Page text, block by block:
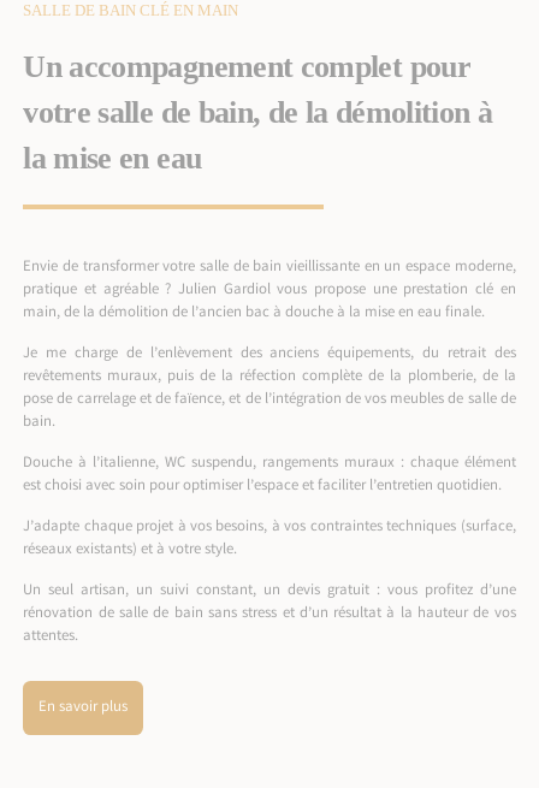
SALLE DE BAIN CLÉ EN MAIN
Un accompagnement complet pour
votre salle de bain, de la démolition à
la mise en eau
Envie de transformer votre salle de bain vieillissante en un espace moderne,
pratique et agréable ? Julien Gardiol vous propose une prestation clé en
main, de la démolition de l’ancien bac à douche à la mise en eau finale.
Je me charge de l’enlèvement des anciens équipements, du retrait des
revêtements muraux, puis de la réfection complète de la plomberie, de la
pose de carrelage et de faïence, et de l’intégration de vos meubles de salle de
bain.
Douche à l’italienne, WC suspendu, rangements muraux : chaque élément
est choisi avec soin pour optimiser l’espace et faciliter l’entretien quotidien.
J’adapte chaque projet à vos besoins, à vos contraintes techniques (surface,
réseaux existants) et à votre style.
Un seul artisan, un suivi constant, un devis gratuit : vous profitez d’une
rénovation de salle de bain sans stress et d’un résultat à la hauteur de vos
attentes.
En savoir plus